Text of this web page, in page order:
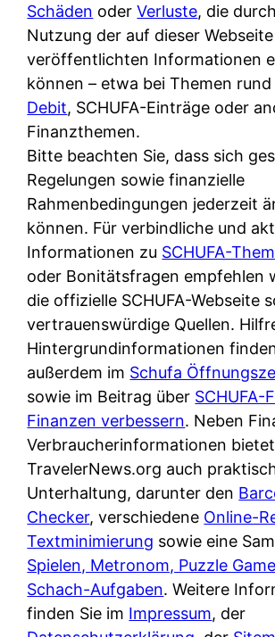
k
k
a
r
t
e
n
M
I
R
?
t
e
n
l
o
s
u
n
d
w
e
r
i
s
t
d
e
r
T
e
s
t
s
i
e
g
e
a
a
m
p
r
i
v
a
t
e
n
K
ü
c
h
e
n
t
i
s
c
h
e
n
d
e
Schäden oderVerluste, die
Nutzung der auf dieser Webseite
veröffentlichten Informationen
können – etwa bei Themen rund
Debit, SCHUFA-Einträge oder
Finanzthemen.
Bitte beachten Sie, dass sich
Regelungen sowie finanzielle
Rahmenbedingungen jederzeit
können. Für verbindliche und
Informationen zu SCHUFA-
oder Bonitätsfragen empfehlen
die offizielle SCHUFA-Webseite
vertrauenswürdige Quellen.
Hintergrundinformationen
außerdem im Schufa
sowie im Beitrag über SCHUFA-
Finanzen verbessern. Neben
Verbraucherinformationen bietet
TravelerNews.org auch
Unterhaltung, darunter den
Checker, verschiedene Online-
Textminimierung sowie eine
Spielen, Metronom, Puzzle
Schach-Aufgaben. Weitere
finden Sie im Impressum, der